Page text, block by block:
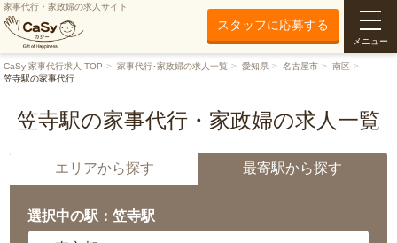
家事代行・家政婦の求人サイト
スタッフに応募する
メニュー
CaSy 家事代行求人 TOP 家事代行･家政婦の求人一覧 愛知県 名古屋市
南区
笠寺駅の家事代行
笠寺駅の家事代行・家政婦の求人一覧
エリアから探す 最寄駅から探す
選択中の駅：笠寺駅